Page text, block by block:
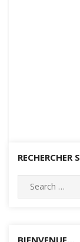
RECHERCHER
BIENVENUE…